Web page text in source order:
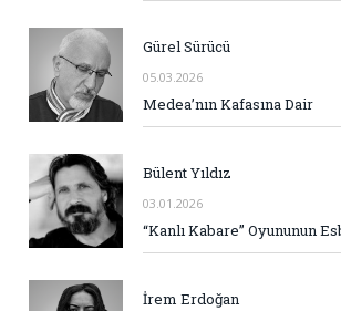
Gürel Sürücü
05.03.2026
Medea’nın Kafasına Dair
Bülent Yıldız
03.01.2026
“Kanlı Kabare” Oyununun
İrem Erdoğan